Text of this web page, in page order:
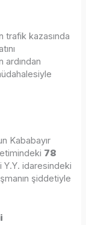
trafik kazasında
ardından
Kababayır
78
Y.Y. idaresindeki
şiddetiyle